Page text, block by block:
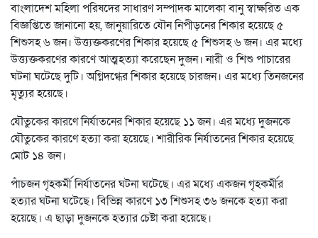
বাংলাদেশ মহিলা পরিষদের সাধারণ সম্পাদক মালেকা বানু স্বাক্ষরিত এক
বিজ্ঞপ্তিতে জানানো হয়, জানুয়ারিতে যৌন নিপীড়নের শিকার হয়েছে ৫
শিশুসহ ৬ জন। উত্ত্যক্তকরণের শিকার হয়েছে ৫ শিশুসহ ৬ জন। এর মধ্যে
উত্ত্যক্তকরণের কারণে আত্মহত্যা করেছেন দুজন। নারী ও শিশু পাচারের
ঘটনা ঘটেছে দুটি। অগ্নিদগ্ধের শিকার হয়েছে চারজন। এর মধ্যে তিনজনের
মৃত্যুর হয়েছে।
যৌতুকের কারণে নির্যাতনের শিকার হয়েছে ১১ জন। এর মধ্যে দুজনকে
যৌতুকের কারণে হত্যা করা হয়েছে। শারীরিক নির্যাতনের শিকার হয়েছে
মোট ১৪ জন।
পাঁচজন গৃহকর্মী নির্যাতনের ঘটনা ঘটেছে। এর মধ্যে একজন গৃহকর্মীর
হত্যার ঘটনা ঘটেছে। বিভিন্ন কারণে ১৩ শিশুসহ ৩৬ জনকে হত্যা করা
হয়েছে। এ ছাড়া দুজনকে হত্যার চেষ্টা করা হয়েছে।